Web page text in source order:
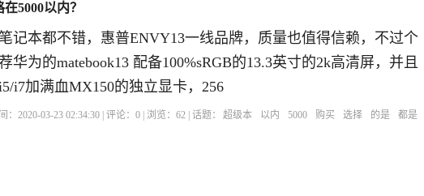
5000以内？
记本都不错，惠普ENVY13一线品牌，质量也值得信赖，不过个
华为的matebook13 配备100%sRGB的13.3英寸的2k高清屏，并且
i7加满血MX150的独立显卡，256
：2020-03-23 02:34:30 | 评论：0 | 浏览：62 | 话题： 超级本 以内 5000 购买 选择 的是 都是